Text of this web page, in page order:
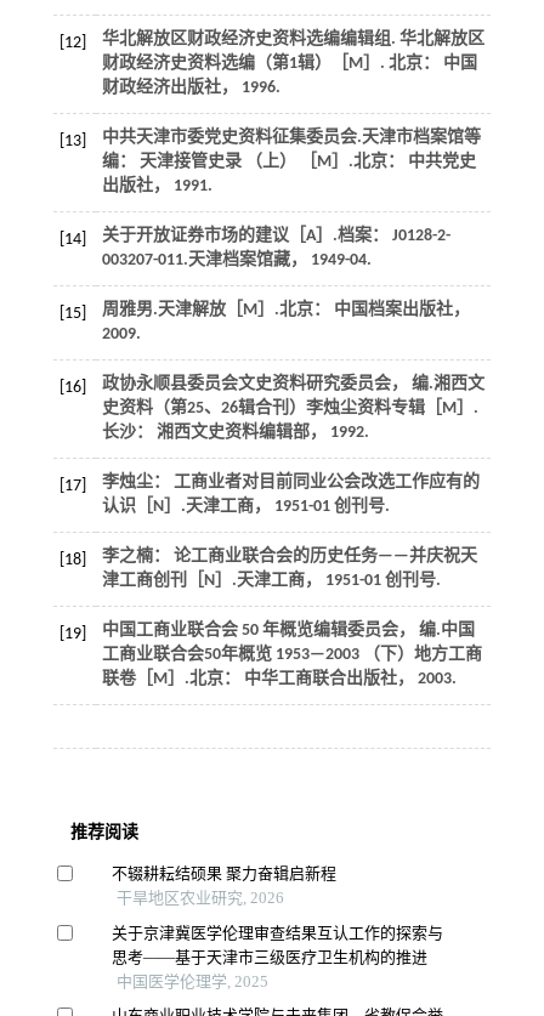
[12] 华北解放区财政经济史资料选编编辑组. 华北解放区
财政经济史资料选编（第1辑）
［M］. 北京： 中国
财政经济出版社， 1996.
[13] 中共天津市委党史资料征集委员会.天津市档案馆等
编： 天津接管史录 （上）
［M］.北京： 中共党史
出版社， 1991.
[14] 关于开放证券市场的建议［A］.档案： J0128-2-
003207-011.天津档案馆藏， 1949-04.
[15] 周雅男.天津解放［M］.北京： 中国档案出版社，
2009.
[16] 政协永顺县委员会文史资料研究委员会， 编.湘西文
史资料（第25、26辑合刊）李烛尘资料专辑［M］.
长沙： 湘西文史资料编辑部， 1992.
[17]
李烛尘： 工商业者对目前同业公会改选工作应有的
认识［N］.天津工商 ， 1951-01 创刊号.
[18]
李之楠： 论工商业联合会的历史任务——并庆祝天
津工商创刊［N］.天津工商 ， 1951-01 创刊号.
[19] 中国工商业联合会 50 年概览编辑委员会， 编.中国
工商业联合会50年概览1953—2003 （下）地方工商
联卷［M］.北京： 中华工商联合出版社， 2003.